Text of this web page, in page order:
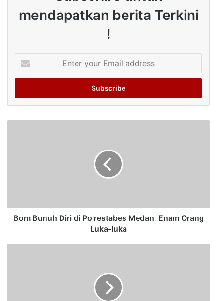
mendapatkan berita Terkini
!
your
Email
Bom Bunuh Diri di Polrestabes Medan, Enam Orang
Luka-luka